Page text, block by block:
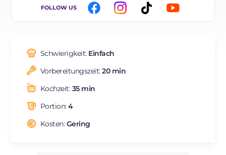
ES
BR
NL
FOLLOW US
Schwierigkeit: Einfach
Vorbereitungszeit:20 min
Kochzeit:35 min
Portion:4
Kosten:Gering